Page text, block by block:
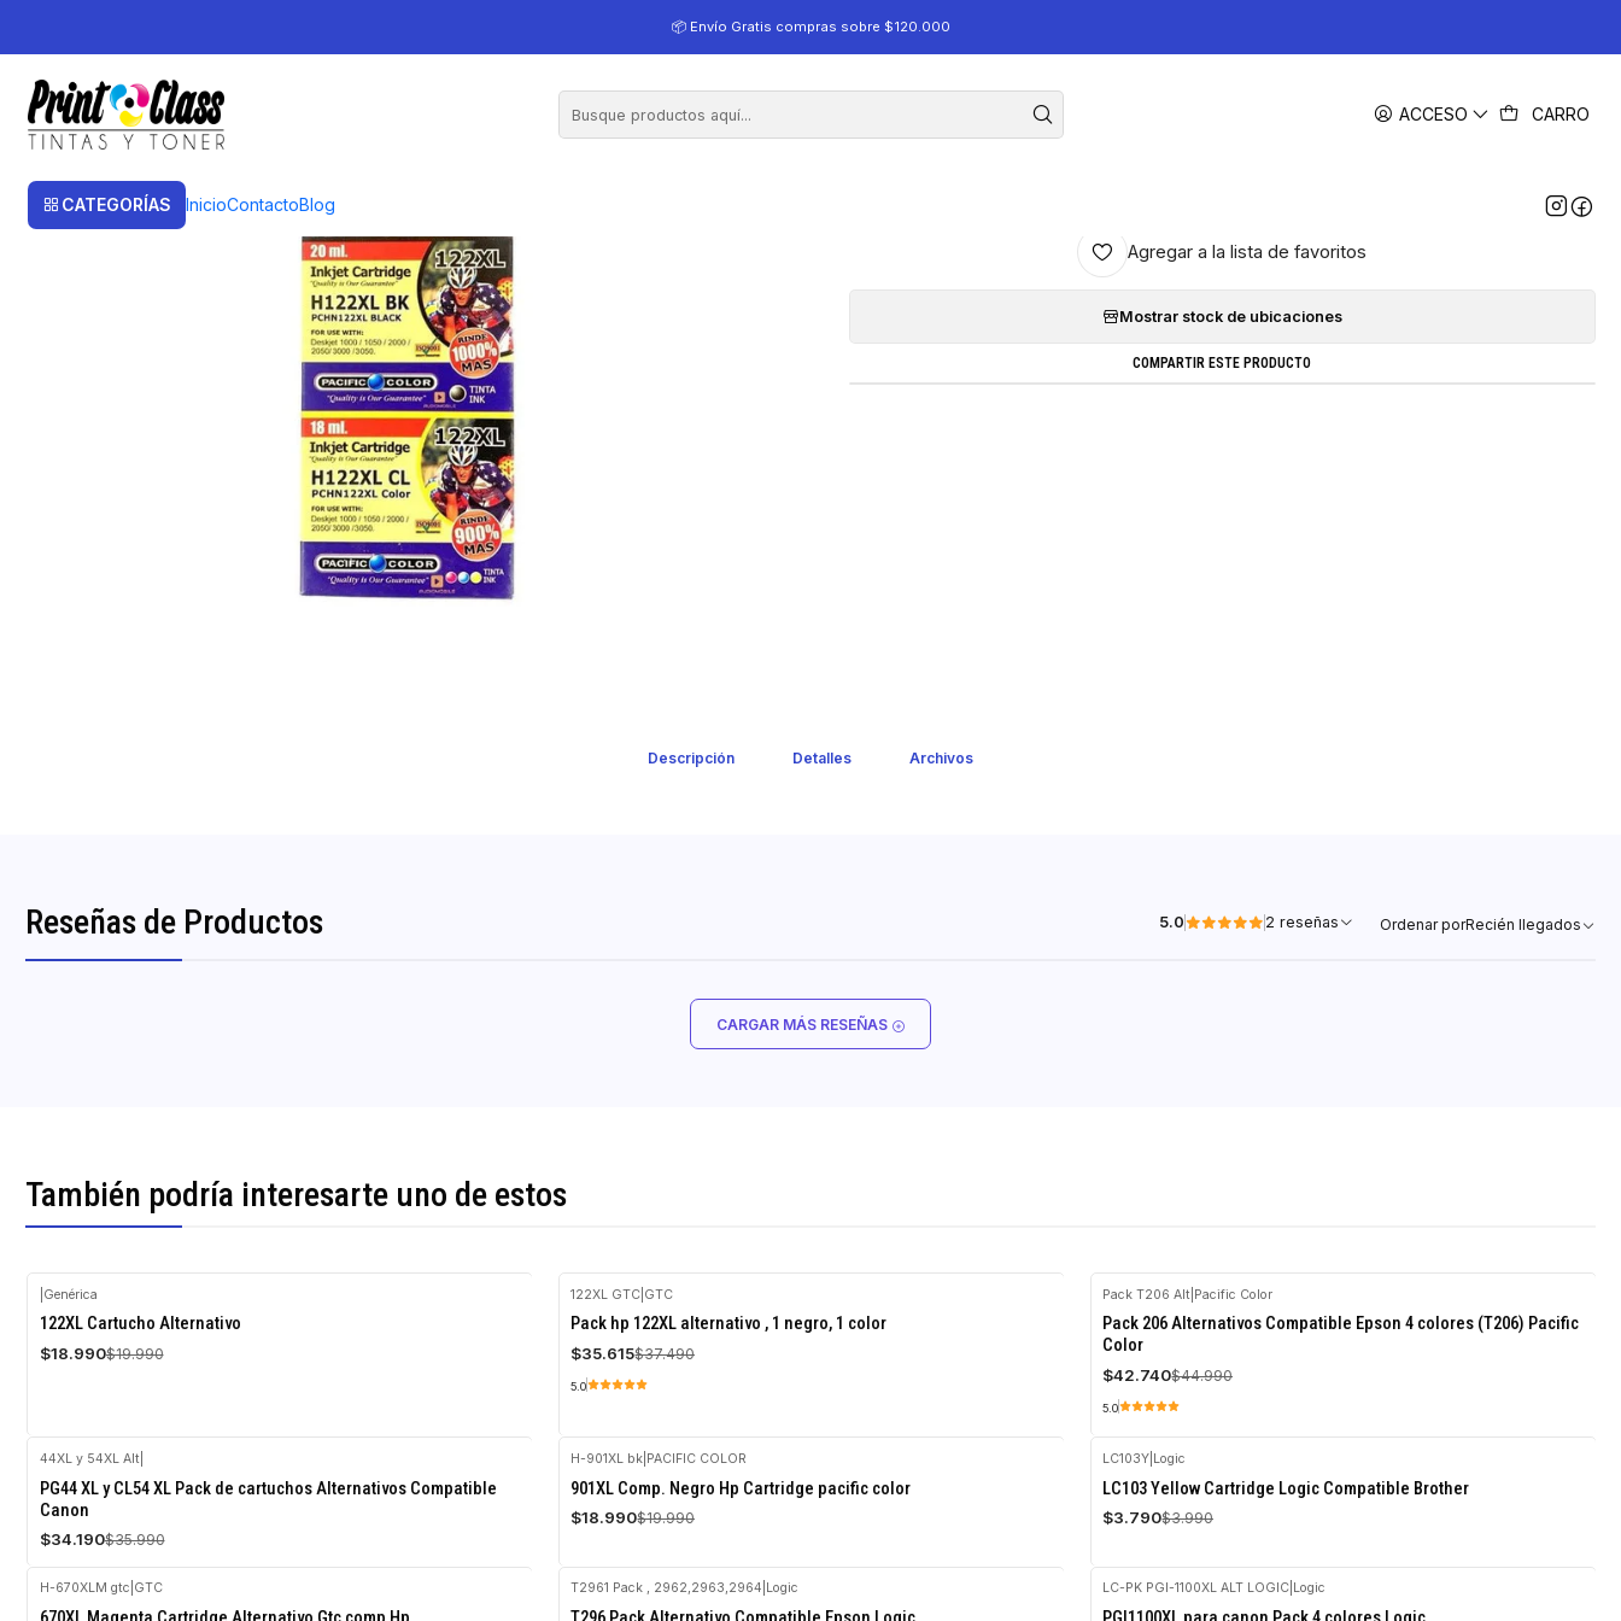
ACCESO CARRO
CATEGORÍAS InicioContactoBlog
📦 Envío Gratis compras sobre $120.000
122XL Pack 2 cartuchos alternativo , 1 negro, 1 color Pacific color
122XL Pack 2 cartuchos alternativo , 1 negro, 1 color
Agregar a la lista de favoritos
Mostrar stock de ubicaciones
COMPARTIR ESTE PRODUCTO
Descripción Detalles Archivos
Reseñas de Productos 5.0 2 reseñas Ordenar porRecién llegados
CARGAR MÁS RESEÑAS
También podría interesarte uno de estos
-5%
OFF
Genérica
122XL Cartucho Alternativo
$18.990$19.990
-5%
OFF
122XL GTC GTC
Pack hp 122XL alternativo , 1 negro, 1 color
$35.615$37.490
5.0
-5%
OFF
Pack T206 Alt Pacific Color
Pack 206 Alternativos Compatible Epson 4 colores (T206) Pacific
Color
$42.740$44.990
5.0
-5%
OFF
44XL y 54XL Alt
PG44 XL y CL54 XL Pack de cartuchos Alternativos Compatible
Canon
$34.190$35.990
-5%
OFF
H-901XL bk PACIFIC COLOR
901XL Comp. Negro Hp Cartridge pacific color
$18.990$19.990
-5%
OFF
LC103Y Logic
LC103 Yellow Cartridge Logic Compatible Brother
$3.790$3.990
-5%
H-670XLM gtc GTC
-5%
T2961 Pack , 2962,2963,2964 Logic LC-PK PGI-1100XL ALT LOGIC Logic